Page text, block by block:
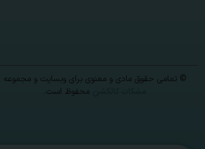
© تمامی حقوق مادی و معنوی برای وبسایت و مجموعه
محفوظ است.